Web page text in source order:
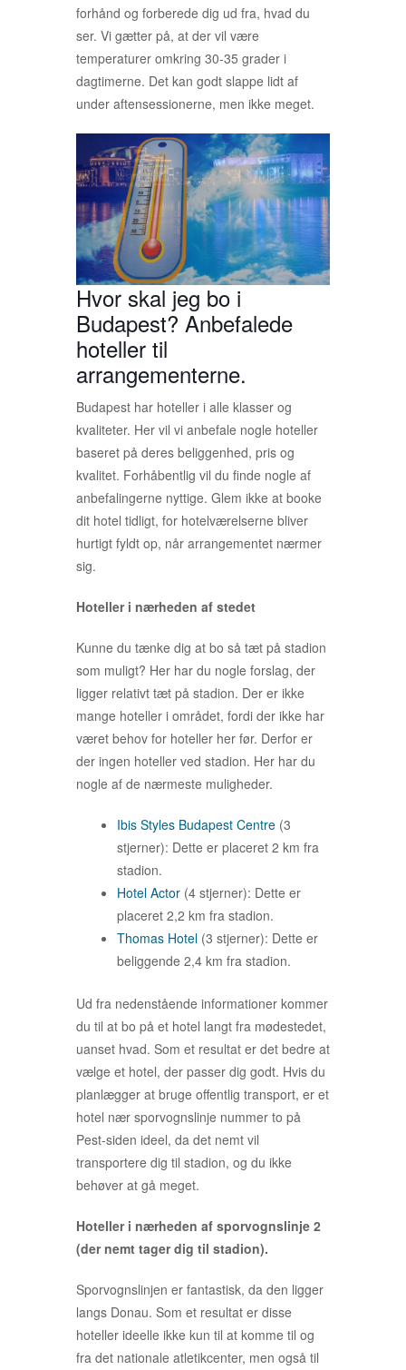
forhånd og forberede dig ud fra, hvad du
ser. Vi gætter på, at der vil være
temperaturer omkring 30-35 grader i
dagtimerne. Det kan godt slappe lidt af
under aftensessionerne, men ikke meget.
Hvor skal jeg bo i
Budapest? Anbefalede
hoteller til
arrangementerne.
Budapest har hoteller i alle klasser og
kvaliteter. Her vil vi anbefale nogle hoteller
baseret på deres beliggenhed, pris og
kvalitet. Forhåbentlig vil du finde nogle af
anbefalingerne nyttige. Glem ikke at booke
dit hotel tidligt, for hotelværelserne bliver
hurtigt fyldt op, når arrangementet nærmer
sig.
Hoteller i nærheden af stedet
Kunne du tænke dig at bo så tæt på stadion
som muligt? Her har du nogle forslag, der
ligger relativt tæt på stadion. Der er ikke
mange hoteller i området, fordi der ikke har
været behov for hoteller her før. Derfor er
der ingen hoteller ved stadion. Her har du
nogle af de nærmeste muligheder.
Ibis Styles Budapest Centre (3
stjerner): Dette er placeret 2 km fra
stadion.
Hotel Actor (4 stjerner): Dette er
placeret 2,2 km fra stadion.
Thomas Hotel (3 stjerner): Dette er
beliggende 2,4 km fra stadion.
Ud fra nedenstående informationer kommer
du til at bo på et hotel langt fra mødestedet,
uanset hvad. Som et resultat er det bedre at
vælge et hotel, der passer dig godt. Hvis du
planlægger at bruge offentlig transport, er et
hotel nær sporvognslinje nummer to på
Pest-siden ideel, da det nemt vil
transportere dig til stadion, og du ikke
behøver at gå meget.
Hoteller i nærheden af sporvognslinje 2
(der nemt tager dig til stadion).
Sporvognslinjen er fantastisk, da den ligger
langs Donau. Som et resultat er disse
hoteller ideelle ikke kun til at komme til og
fra det nationale atletikcenter, men også til